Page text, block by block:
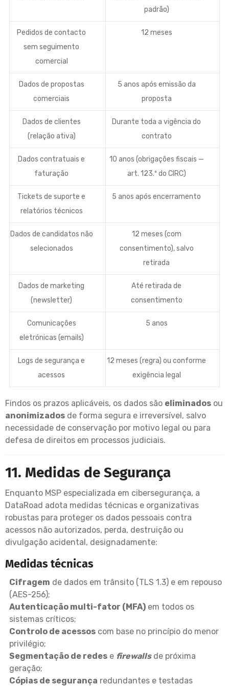
padrão)
Pedidos de contacto
sem seguimento
comercial
12 meses
Dados de propostas
comerciais
5 anos após emissão da
proposta
Dados de clientes
(relação ativa)
Durante toda a vigência do
contrato
Dados contratuais e
faturação
10 anos (obrigações fiscais —
art. 123.º do CIRC)
Tickets de suporte e
relatórios técnicos
5 anos após encerramento
Dados de candidatos não
selecionados
12 meses (com
consentimento), salvo
retirada
Dados de marketing
(newsletter)
Até retirada de
consentimento
Comunicações
eletrónicas (emails)
5 anos
Logs de segurança e
acessos
12 meses (regra) ou conforme
exigência legal
Findos os prazos aplicáveis, os dados são eliminados ou
anonimizados de forma segura e irreversível, salvo
necessidade de conservação por motivo legal ou para
defesa de direitos em processos judiciais.
11. Medidas de Segurança
Enquanto MSP especializada em cibersegurança, a
DataRoad adota medidas técnicas e organizativas
robustas para proteger os dados pessoais contra
acessos não autorizados, perda, destruição ou
divulgação acidental, designadamente:
Medidas técnicas
Cifragem de dados em trânsito (TLS 1.3) e em repouso
(AES-256);
Autenticação multi-fator (MFA) em todos os
sistemas críticos;
Controlo de acessos com base no princípio do menor
privilégio;
Segmentação de redes e firewallsde próxima
geração;
Cópias de segurança redundantes e testadas